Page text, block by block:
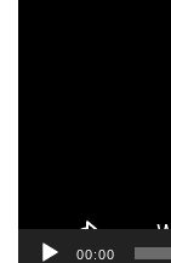
00:00